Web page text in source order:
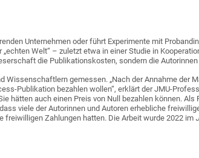
Unternehmen oder führt Experimente mit
Welt“ – zuletzt etwa in einer Studie in
die Publikationskosten, sondern die Autorinnen
gemessen. „Nach der Annahme der
Publikation bezahlen wollen“, erklärt der JMU-
hätten auch einen Preis von Null bezahlen können. Als
viele der Autorinnen und Autoren erhebliche
Zahlungen hatten. Die Arbeit wurde 2022 im